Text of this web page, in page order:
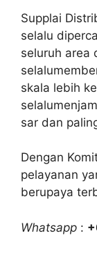
Supplai
selalu
seluruh area
skala lebih
sar dan
Dengan
pelayanan
berupaya
Whatsapp :